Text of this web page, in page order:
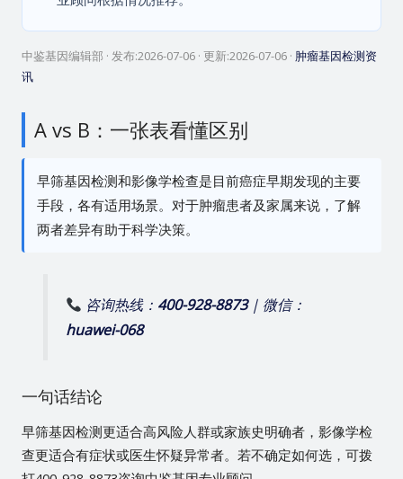
中鉴基因编辑部 · 发布:2026-07-06· 更新:2026-07-06· 肿瘤基因检测资
讯
A vs B：一张表看懂区别
早筛基因检测和影像学检查是目前癌症早期发现的主要
手段，各有适用场景。对于肿瘤患者及家属来说，了解
两者差异有助于科学决策。
咨询热线： 400-928-8873| 微信：
huawei-068
一句话结论
早筛基因检测更适合高风险人群或家族史明确者，影像学检
查更适合有症状或医生怀疑异常者。若不确定如何选，可拨